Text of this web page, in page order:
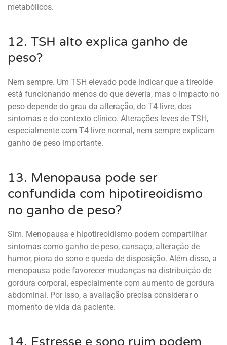
metabólicos.
12. TSH alto explica ganho de
peso?
Nem sempre. Um TSH elevado pode indicar que a tireoide
está funcionando menos do que deveria, mas o impacto no
peso depende do grau da alteração, do T4 livre, dos
sintomas e do contexto clínico. Alterações leves de TSH,
especialmente com T4 livre normal, nem sempre explicam
ganho de peso importante.
13. Menopausa pode ser
confundida com hipotireoidismo
no ganho de peso?
Sim. Menopausa e hipotireoidismo podem compartilhar
sintomas como ganho de peso, cansaço, alteração de
humor, piora do sono e queda de disposição. Além disso, a
menopausa pode favorecer mudanças na distribuição de
gordura corporal, especialmente com aumento de gordura
abdominal. Por isso, a avaliação precisa considerar o
momento de vida da paciente.
14. Estresse e sono ruim podem